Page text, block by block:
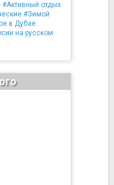
#Активный отдых
#Зимой
в Дубае
на русском